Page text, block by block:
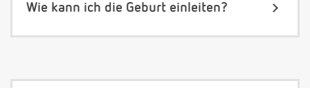
Wie kann ich die Geburt einleiten?